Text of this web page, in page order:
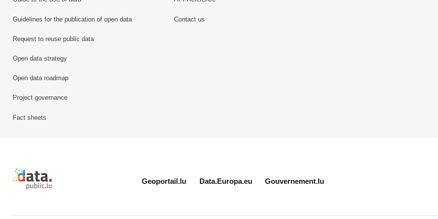
Guidelines for the publication of open data
Request to reuse public data
Open data strategy
Open data roadmap
Project governance
Fact sheets
Contact us
Retour à l'accueil de data.public.lu
Geoportail.lu Data.Europa.eu Gouvernement.lu